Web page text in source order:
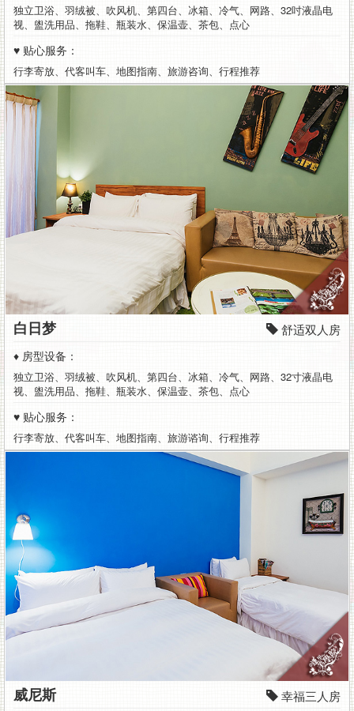
独立卫浴、羽绒被、吹风机、第四台、冰箱、冷气、网路、32吋液晶电
视、盥洗用品、拖鞋、瓶装水、保温壶、茶包、点心
♥ 贴心服务：
行李寄放、代客叫车、地图指南、旅游咨询、行程推荐
白日梦 舒适双人房
♦ 房型设备：
独立卫浴、羽绒被、吹风机、第四台、冰箱、冷气、网路、32寸液晶电
视、盥洗用品、拖鞋、瓶装水、保温壶、茶包、点心
♥ 贴心服务：
行李寄放、代客叫车、地图指南、旅游谘询、行程推荐
威尼斯 幸福三人房